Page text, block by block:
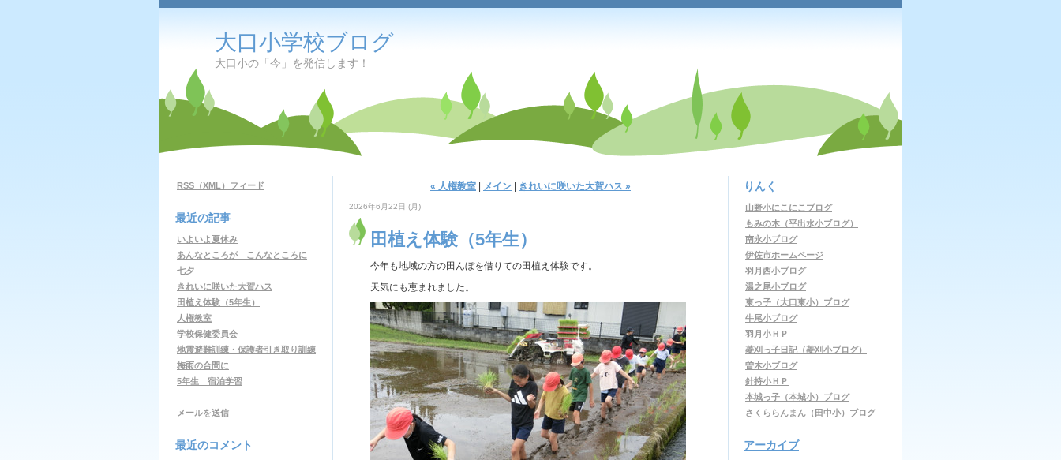
大口小学校ブログ
大口小の「今」を発信します！
RSS（XML）フィード
最近の記事
いよいよ夏休み
あんなところが こんなところに
七夕
きれいに咲いた大賀ハス
田植え体験（5年生）
人権教室
学校保健委員会
地震避難訓練・保護者引き取り訓練
梅雨の合間に
5年生 宿泊学習
メールを送信
最近のコメント
« 人権教室 メイン きれいに咲いた大賀ハス »
2026年6月22日 (月)
田植え体験（5年生）
今年も地域の方の田んぼを借りての田植え体験です。
天気にも恵まれました。
りんく
山野小にこにこブログ
もみの木（平出水小ブログ）
南永小ブログ
伊佐市ホームページ
羽月西小ブログ
湯之尾小ブログ
東っ子（大口東小）ブログ
牛尾小ブログ
羽月小ＨＰ
菱刈っ子日記（菱刈小ブログ）
曽木小ブログ
針持小ＨＰ
本城っ子（本城小）ブログ
さくららんまん（田中小）ブログ
アーカイブ